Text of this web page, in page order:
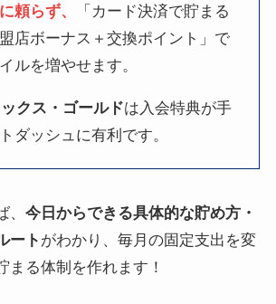
頼らず、
「カード決済で貯まる
店ボーナス＋交換ポイント」で
ルを増やせます。
クス・ゴールドは入会特典が手
ダッシュに有利です。
今日からできる具体的な貯め方・
ート がわかり、毎月の固定支出を変
まる体制を作れます！